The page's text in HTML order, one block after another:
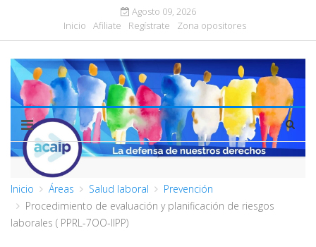
Agosto 09, 2026
Inicio
Afiliate Regístrate Zona opositores
Inicio Áreas Salud laboral
Prevención
Procedimiento de evaluación y planificación de riesgos
laborales ( PPRL-7OO-IIPP)